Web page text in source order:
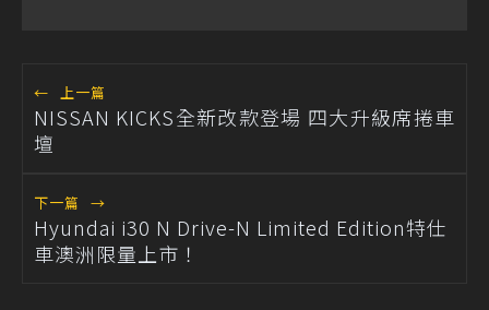
← 上一篇
NISSAN KICKS全新改款登場 四大升級席捲車
壇
下一篇 →
Hyundai i30 N Drive-N Limited Edition特仕
車澳洲限量上市！